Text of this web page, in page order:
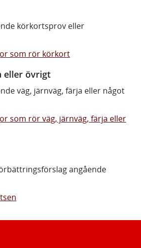
körkortsprov eller
som rör körkort
eller övrigt
väg, järnväg, färja eller något
som rör väg, järnväg, färja eller
angående